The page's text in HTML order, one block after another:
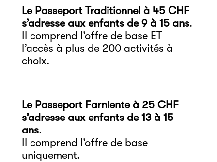
Le Passeport Traditionnel à 45 CHF
s’adresse aux enfants de 9 à 15 ans.
Il comprend l’offre de base ET
l’accès à plus de 200 activités à
choix.
Le Passeport Farniente à 25 CHF
s’adresse aux enfants de 13 à 15
ans.
Il comprend l’offre de base
uniquement.